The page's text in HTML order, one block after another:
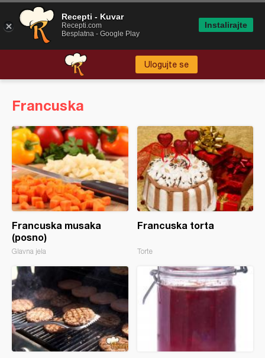
Ulogujte se
Francuska
Francuska musaka
(posno)
Glavna jela
Francuska torta
Torte
Recepti - Kuvar
Recepti.com
Besplatna - Google Play
Instalirajte